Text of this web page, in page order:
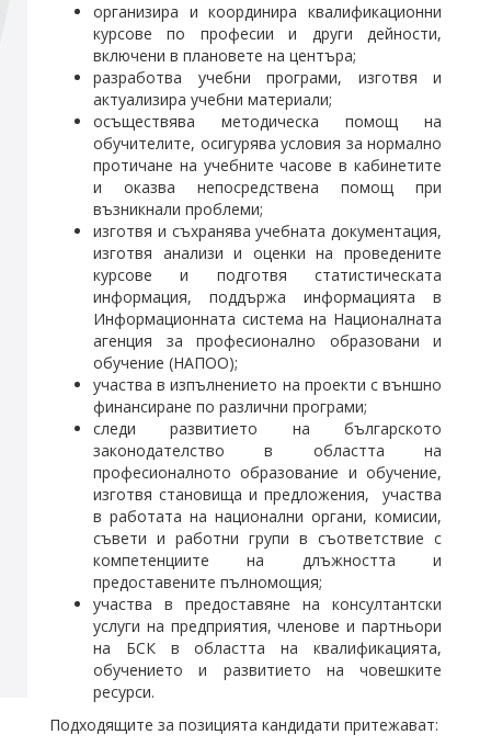
организира и координира квалификационни
курсове по професии и други дейности,
включени в плановете на центъра;
разработва учебни програми, изготвя и
актуализира учебни материали;
осъществява методическа помощ на
обучителите, осигурява условия за нормално
протичане на учебните часове в кабинетите
и оказва непосредствена помощ при
възникнали проблеми;
изготвя и съхранява учебната документация,
изготвя анализи и оценки на проведените
курсове и подготвя статистическата
информация, поддържа информацията в
Информационната система на Националната
агенция за професионално образовани и
обучение (НАПОО);
участва в изпълнението на проекти с външно
финансиране по различни програми;
следи развитието на българското
законодателство в областта на
професионалното образование и обучение,
изготвя становища и предложения, участва
в работата на национални органи, комисии,
съвети и работни групи в съответствие с
компетенциите на длъжността и
предоставените пълномощия;
участва в предоставяне на консултантски
услуги на предприятия, членове и партньори
на БСК в областта на квалификацията,
обучението и развитието на човешките
ресурси.
Подходящите за позицията кандидати притежават: